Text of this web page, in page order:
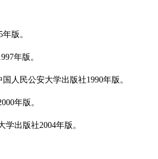
版。
年版。
人民公安大学出版社1990年版。
年版。
出版社2004年版。